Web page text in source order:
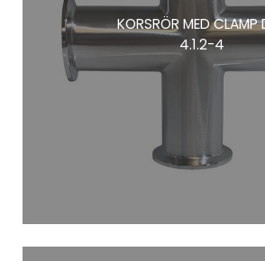
KORSRÖR MED
4.1.2-4